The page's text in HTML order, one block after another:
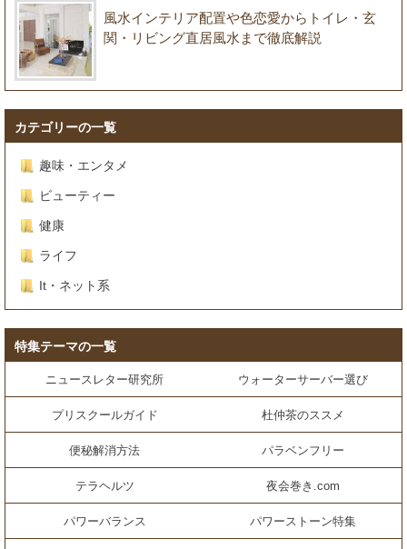
風水インテリア配置や色恋愛からトイレ・玄
関・リビング直居風水まで徹底解説
カテゴリーの一覧
趣味・エンタメ
ビューティー
健康
ライフ
It・ネット系
特集テーマの一覧
ニュースレター研究所 ウォーターサーバー選び
プリスクールガイド 杜仲茶のススメ
便秘解消方法 パラベンフリー
テラヘルツ 夜会巻き.com
パワーバランス パワーストーン特集